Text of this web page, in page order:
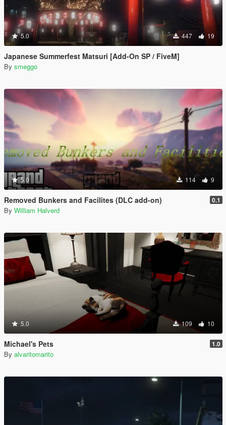
5.0 447 19
Japanese Summerfest Matsuri [Add-On SP / FiveM]
By smeggo
5.0 114 9
Removed Bunkers and Facilites (DLC add-on) 0.1
By William Halverd
5.0 109 10
Michael's Pets 1.0
By alvaritomarito